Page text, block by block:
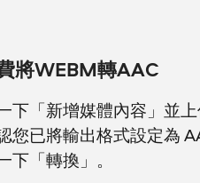
將WEBM轉AAC
下「新增媒體內容」並上
您已將輸出格式設定為
下「轉換」。